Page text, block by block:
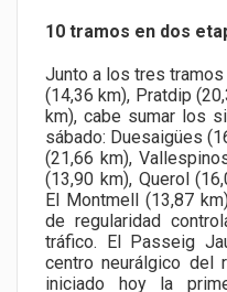
10 tramos en dos
Junto a los tres tramos
(14,36 km), Pratdip
km), cabe sumar los
sábado: Duesaigües
(21,66 km),
(13,90 km), Querol
El Montmell (13,87
de regularidad
tráfico. El Passeig
centro neurálgico del
iniciado hoy la